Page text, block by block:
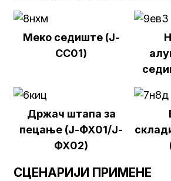
Меко седиште (Ј-
СС01)
Држач штапа за
пецање (Ј-ФХ01/Ј-
ФХ02)
СЦЕНАРИЈИ ПРИМЕНЕ